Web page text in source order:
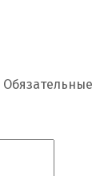
Обязательные